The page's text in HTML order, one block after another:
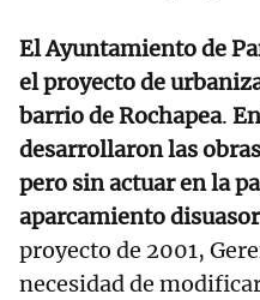
El Ayuntamiento de
el proyecto de
barrio de Rochapea.
desarrollaron las
pero sin actuar en la
aparcamiento
proyecto de 2001,
necesidad de